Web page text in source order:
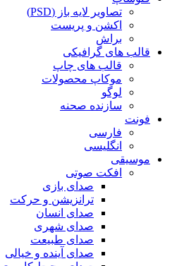
تصاویر لایه باز (PSD)
اکشن و پریست
براش
قالب های گرافیکی
قالب های چاپ
موکاپ محصولات
لوگو
سازنده صحنه
فونت
فارسی
انگلیسی
موسیقی
افکت صوتی
صدای بازی
ترانزیشن و حرکت
صدای انسان
صدای شهری
صدای طبیعت
صدای آینده و خیالی